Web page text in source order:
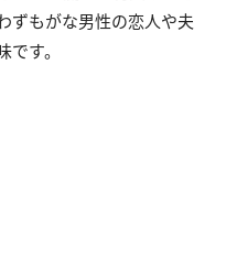
ずもがな男性の恋人や夫
す。